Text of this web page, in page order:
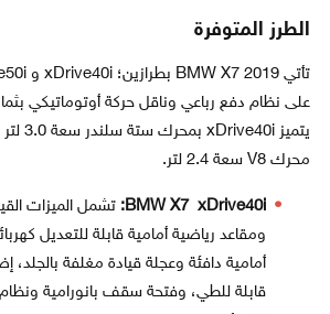
الطرز المتوفرة
على نظام دفع رباعي وناقل حركة أوتوماتيكي
محرك V8 سعة 2.4 لتر.
BMW X7 xDrive40i: تشمل الميزات
أمامية دافئة وعجلة قيادة مغلفة بالجلد،
قابلة للطي، وفتحة سقف بانورامية ونظام